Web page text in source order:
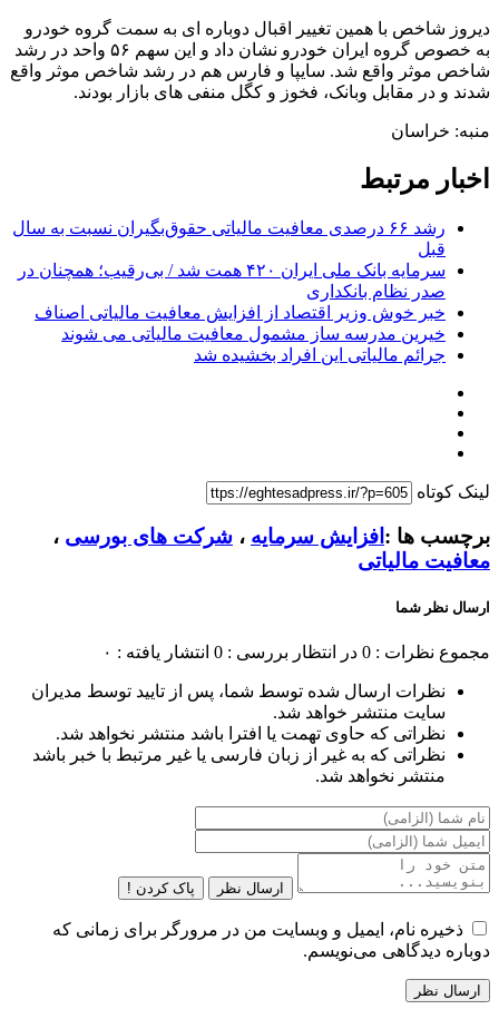
دیروز شاخص با همین تغییر اقبال دوباره ای به سمت گروه خودرو
به خصوص گروه ایران خودرو نشان داد و این سهم ۵۶ واحد در رشد
شاخص موثر واقع شد. سایپا و فارس هم در رشد شاخص موثر واقع
شدند و در مقابل وبانک، فخوز و کگل منفی های بازار بودند.
منبه: خراسان
اخبار مرتبط
رشد ۶۶ درصدی معافیت مالیاتی حقوق‌بگیران نسبت به سال
قبل
سرمایه بانک ملی ایران ۴۲۰ همت شد / بی‌رقیب؛ همچنان در
صدر نظام بانکداری
خبر خوش وزیر اقتصاد از افزایش معافیت مالیاتی اصناف
خیرین مدرسه ساز مشمول معافیت مالیاتی می شوند
جرائم مالیاتی این افراد بخشیده شد
لینک کوتاه
برچسب ها : افزایش سرمایه ، شرکت های بورسی ،
معافیت مالیاتی
ارسال نظر شما
مجموع نظرات : 0 در انتظار بررسی : 0 انتشار یافته : ۰
نظرات ارسال شده توسط شما، پس از تایید توسط مدیران
سایت منتشر خواهد شد.
نظراتی که حاوی تهمت یا افترا باشد منتشر نخواهد شد.
نظراتی که به غیر از زبان فارسی یا غیر مرتبط با خبر باشد
منتشر نخواهد شد.
ارسال نظر پاک کردن !
ذخیره نام، ایمیل و وبسایت من در مرورگر برای زمانی که
دوباره دیدگاهی می‌نویسم.